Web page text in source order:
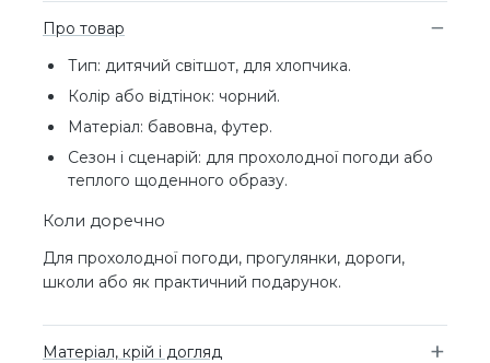
Про товар
Тип: дитячий світшот, для хлопчика.
Колір або відтінок: чорний.
Матеріал: бавовна, футер.
Сезон і сценарій: для прохолодної погоди або
теплого щоденного образу.
Коли доречно
Для прохолодної погоди, прогулянки, дороги,
школи або як практичний подарунок.
Матеріал, крій і догляд